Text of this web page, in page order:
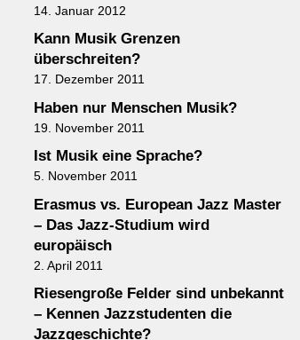
14. Januar 2012
Kann Musik Grenzen
überschreiten?
17. Dezember 2011
Haben nur Menschen Musik?
19. November 2011
Ist Musik eine Sprache?
5. November 2011
Erasmus vs. European Jazz Master
– Das Jazz-Studium wird
europäisch
2. April 2011
Riesengroße Felder sind unbekannt
– Kennen Jazzstudenten die
Jazzgeschichte?